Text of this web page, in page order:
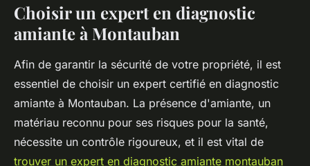
Choisir un expert en diagnostic
amiante à Montauban
Afin de garantir la sécurité de votre propriété, il est
essentiel de choisir un expert certifié en diagnostic
amiante à Montauban. La présence d'amiante, un
matériau reconnu pour ses risques pour la santé,
nécessite un contrôle rigoureux, et il est vital de
trouver un expert en diagnostic amiante montauban